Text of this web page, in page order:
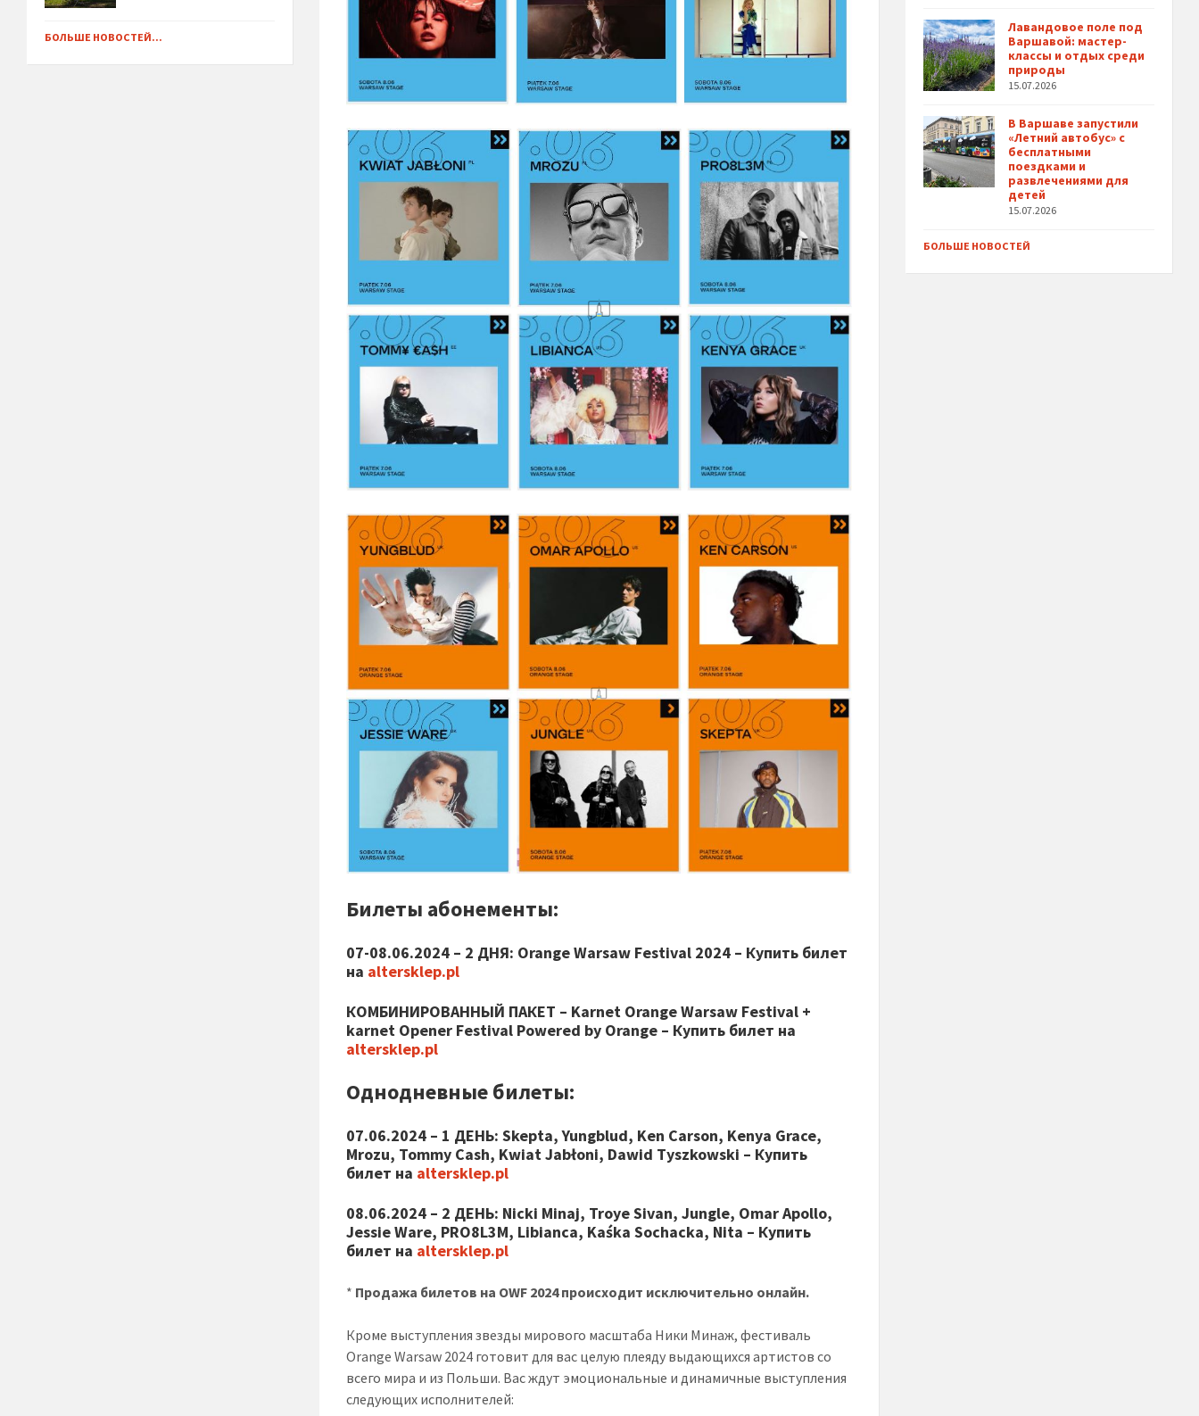
Билеты абонементы:
07-08.06.2024 – 2 ДНЯ: Orange Warsaw Festival 2024 – Купить билет
на altersklep.pl
КОМБИНИРОВАННЫЙ ПАКЕТ – Karnet Orange Warsaw Festival +
karnet Opener Festival Powered by Orange – Купить билет на
altersklep.pl
Однодневные билеты:
07.06.2024 – 1 ДЕНЬ: Skepta, Yungblud, Ken Carson, Kenya Grace,
Mrozu, Tommy Cash, Kwiat Jabłoni, Dawid Tyszkowski – Купить
билет на altersklep.pl
08.06.2024 – 2 ДЕНЬ: Nicki Minaj, Troye Sivan, Jungle, Omar Apollo,
Jessie Ware, PRO8L3M, Libianca, Kaśka Sochacka, Nita – Купить
билет на altersklep.pl
* Продажа билетов на OWF 2024 происходит исключительно онлайн.
Кроме выступления звезды мирового масштаба Ники Минаж, фестиваль
Orange Warsaw 2024 готовит для вас целую плеяду выдающихся артистов со
всего мира и из Польши. Вас ждут эмоциональные и динамичные выступления
следующих исполнителей:
БОЛЬШЕ НОВОСТЕЙ...
Лавандовое поле под
Варшавой: мастер-
классы и отдых среди
природы
15.07.2026
В Варшаве запустили
«Летний автобус» с
бесплатными
поездками и
развлечениями для
детей
15.07.2026
БОЛЬШЕ НОВОСТЕЙ